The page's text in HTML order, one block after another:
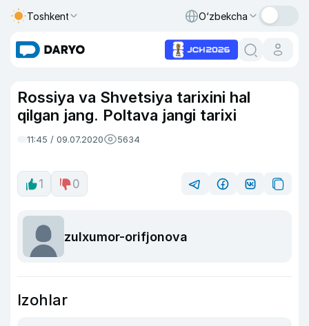
Toshkent O‘zbekcha
Rossiya va Shvetsiya tarixini hal
qilgan jang. Poltava jangi tarixi
11:45 / 09.07.2020 5634
1 0
zulxumor-orifjonova
Izohlar